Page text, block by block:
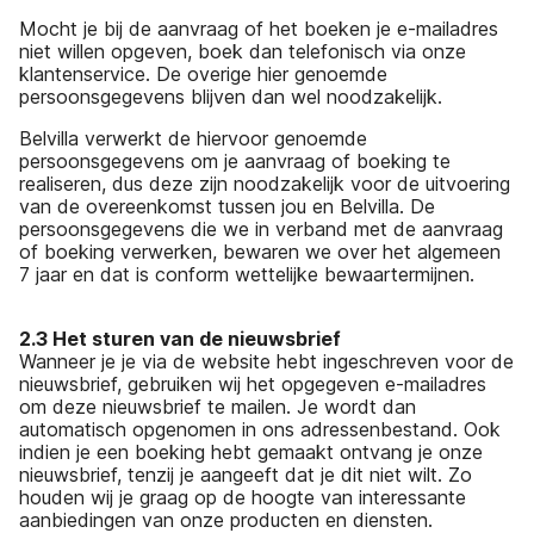
Mocht je bij de aanvraag of het boeken je e-mailadres
niet willen opgeven, boek dan telefonisch via onze
klantenservice. De overige hier genoemde
persoonsgegevens blijven dan wel noodzakelijk.
Belvilla verwerkt de hiervoor genoemde
persoonsgegevens om je aanvraag of boeking te
realiseren, dus deze zijn noodzakelijk voor de uitvoering
van de overeenkomst tussen jou en Belvilla. De
persoonsgegevens die we in verband met de aanvraag
of boeking verwerken, bewaren we over het algemeen
7 jaar en dat is conform wettelijke bewaartermijnen.
2.3 Het sturen van de nieuwsbrief
Wanneer je je via de website hebt ingeschreven voor de
nieuwsbrief, gebruiken wij het opgegeven e-mailadres
om deze nieuwsbrief te mailen. Je wordt dan
automatisch opgenomen in ons adressenbestand. Ook
indien je een boeking hebt gemaakt ontvang je onze
nieuwsbrief, tenzij je aangeeft dat je dit niet wilt. Zo
houden wij je graag op de hoogte van interessante
aanbiedingen van onze producten en diensten.